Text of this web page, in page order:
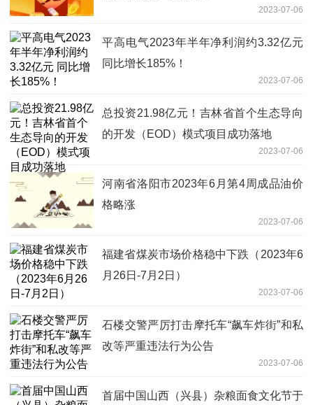
2023-07-06
平高电气2023年半年净利润约3.32亿元
同比增长185%！
2023-07-06
总投资21.98亿元！吉林省首个生态导向
的开发（EOD）模式项目成功落地
2023-07-06
河南省洛阳市2023年6月第4周成品油价
格略涨
2023-07-06
福建省煤炭市场价格稳中下跌（2023年6
月26日-7月2日）
2023-07-06
石楼交警严厉打击摩托车“飙车炸街”和私
改等严重违法行为公告
2023-07-06
首届中国山西（兴县）杂粮面食文化节于